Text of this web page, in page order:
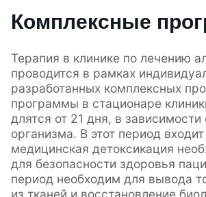
Комплексные
Терапия в клинике по лечению
проводится в рамках
разработанных комплексных
программы в стационаре
длятся от 21 дня, в зависимости
организма. В этот период
медицинская детоксикация
для безопасности здоровья
период необходим для вывода
из тканей и восстановление